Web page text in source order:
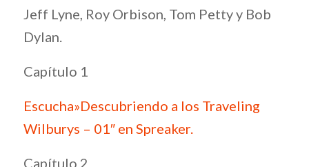
Jeff Lyne, Roy Orbison, Tom Petty y Bob
Dylan.
Capítulo 1
Escucha»Descubriendo a los Traveling
Wilburys – 01″ en Spreaker.
Capítulo 2